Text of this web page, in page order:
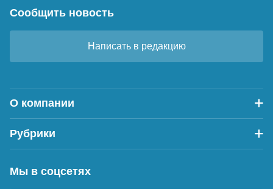
Сообщить новость
Написать в редакцию
О компании
Рубрики
Мы в соцсетях